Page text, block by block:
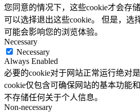
您同意的情况下，这些cookie才会存
可以选择退出这些cookie。 但是，选
可能会影响您的浏览体验。
Necessary
Necessary
Always Enabled
必要的cookie对于网站正常运行绝对
cookie仅包含可确保网站的基本功能
不存储任何关于个人信息。
Non-necessary